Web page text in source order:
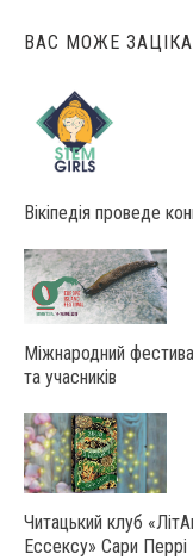
ВАС МОЖЕ
Вікіпедія проведе
Міжнародний
та учасників
Читацький клуб
Ессексу» Сари Перрі